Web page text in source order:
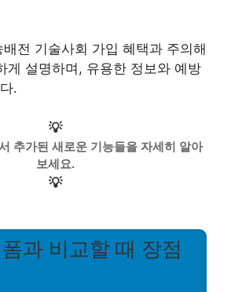
전 기술사회 가입 혜택과 주의해
게 설명하며, 유용한 정보와 예방
.
💡
추가된 새로운 기능들을 자세히 알아
보세요.
💡
과 비교할 때 장점